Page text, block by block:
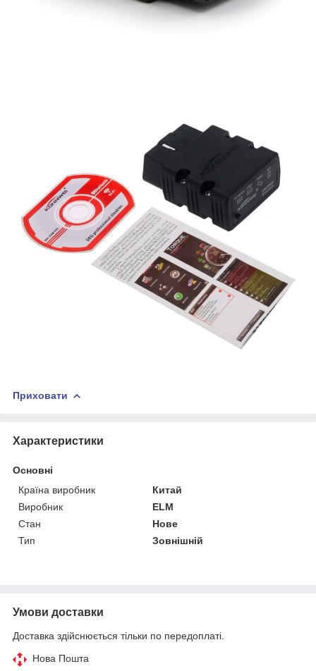
Приховати
Характеристики
Основні
Країна виробник
Китай
Виробник
ELM
Стан
Нове
Тип
Зовнішній
Умови доставки
Доставка здійснюється тільки по передоплаті.
Нова Пошта